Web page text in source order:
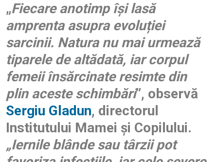
„Fiecare anotimp își lasă
amprenta asupra evoluției
sarcinii. Natura nu mai urmează
tiparele de altădată, iar corpul
femeii însărcinate resimte din
plin aceste schimbări”, observă
Sergiu Gladun, directorul
Institutului Mamei și Copilului.
„Iernile blânde sau târzii pot